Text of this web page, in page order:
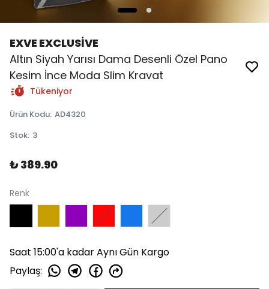
EXVE EXCLUSİVE
Altın Siyah Yarısı Dama Desenli Özel Pano
Kesim İnce Moda Slim Kravat
Tükeniyor
Ürün Kodu: AD4320
Stok: 3
₺ 389.90
Renk
Saat 15:00'a kadar Aynı Gün Kargo
Paylaş: